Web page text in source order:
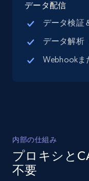
Google Maps
new records by
Instagram - Posts
データ配信
データ検証
データ解析
Webhookま
内部の仕組み
プロキシと
不要